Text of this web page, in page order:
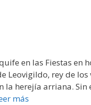
en las Fiestas en
Leovigildo, rey de
la herejía arriana.
más